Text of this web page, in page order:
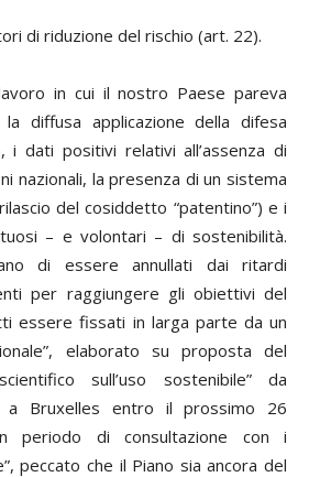
di riduzione del rischio (art. 22).
in cui il nostro Paese pareva
diffusa applicazione della difesa
i dati positivi relativi all’assenza di
nazionali, la presenza di un sistema
del cosiddetto “patentino”) e i
– e volontari – di sostenibilità.
di essere annullati dai ritardi
per raggiungere gli obiettivi del
essere fissati in larga parte da un
elaborato su proposta del
sull’uso sostenibile” da
Bruxelles entro il prossimo 26
periodo di consultazione con i
peccato che il Piano sia ancora del